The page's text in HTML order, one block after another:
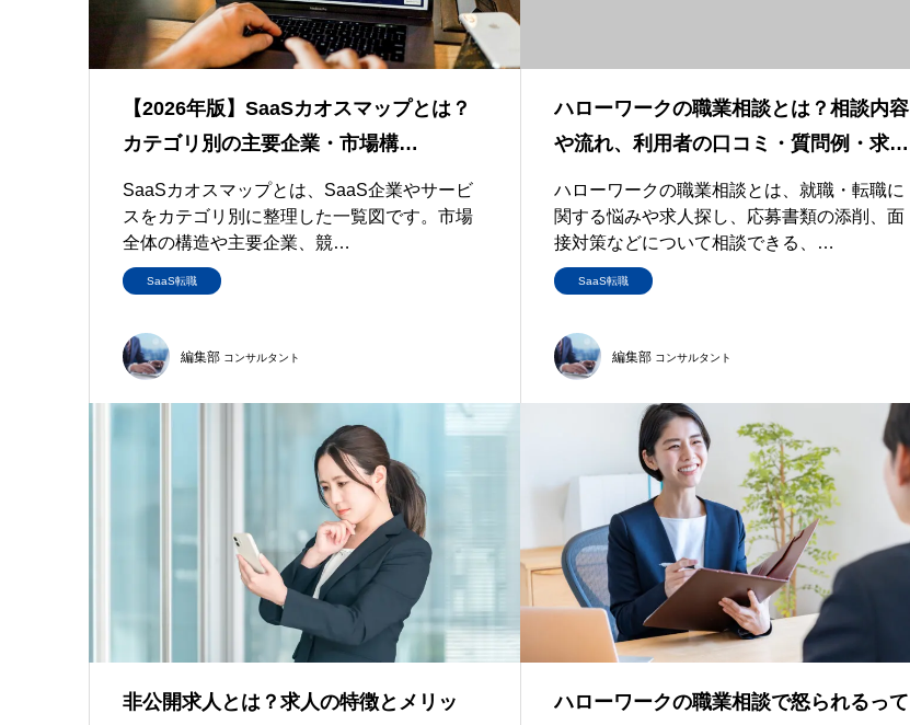
【2026年版】SaaSカオスマップとは？
カテゴリ別の主要企業・市場構…
SaaSカオスマップとは、SaaS企業やサービ
スをカテゴリ別に整理した一覧図です。市場
全体の構造や主要企業、競…
SaaS転職
編集部 コンサルタント
ハローワークの職業相談とは？相談内容
や流れ、利用者の口コミ・質問例・求…
ハローワークの職業相談とは、就職・転職に
関する悩みや求人探し、応募書類の添削、面
接対策などについて相談できる、…
SaaS転職
編集部 コンサルタント
非公開求人とは？求人の特徴とメリッ
ハローワークの職業相談で怒られるって